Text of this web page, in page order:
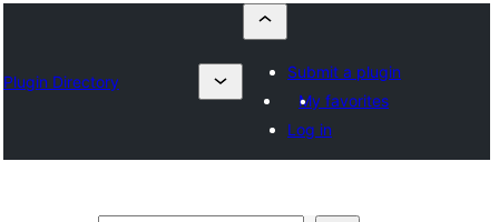
Plugin Directory
Submit a plugin
My favorites
Log in